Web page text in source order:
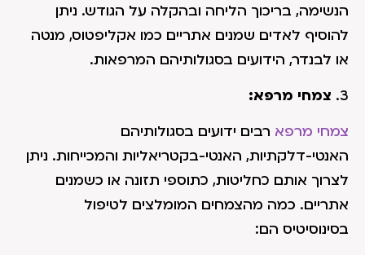
הנשימה, בריכוך הליחה ובהקלה על הגודש. ניתן
להוסיף לאדים שמנים אתריים כמו אקליפטוס, מנטה
או לבנדר, הידועים בסגולותיהם המרפאות.
3. צמחי מרפא:
צמחי מרפא רבים ידועים בסגולותיהם
האנטי-דלקתיות, האנטי-בקטריאליות והמכייחות. ניתן
לצרוך אותם כחליטות, כתוספי תזונה או כשמנים
אתריים. כמה מהצמחים המומלצים לטיפול
בסינוסיטיס הם: